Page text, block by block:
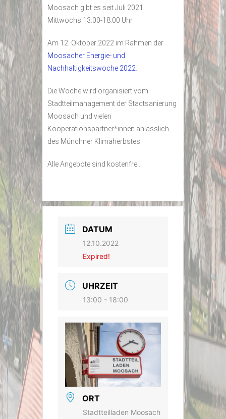
Moosach gibt es seit Juli 2021:
Mittwochs 13:00-18:00 Uhr.
Am 12. Oktober 2022 im Rahmen der
Moosacher Energie- und
Nachhaltigkeitswoche 2022
Die Woche wird organisiert vom
Stadtteilmanagement der Stadtsanierung
Moosach und vielen
Kooperationspartner*innen anlässlich
des Münchner Klimaherbstes.
Alle Angebote sind kostenfrei.
DATUM
12.10.2022
Expired!
UHRZEIT
13:00 - 18:00
ORT
Stadtteilladen Moosach